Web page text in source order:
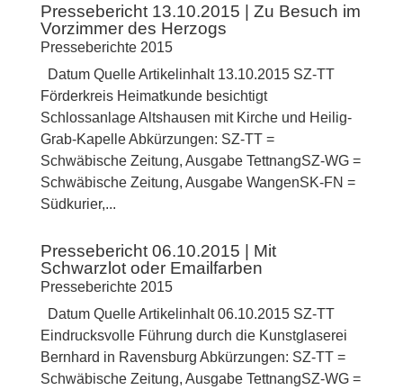
Pressebericht 13.10.2015 | Zu Besuch im
Vorzimmer des Herzogs
Presseberichte 2015
Datum Quelle Artikelinhalt 13.10.2015 SZ-TT
Förderkreis Heimatkunde besichtigt
Schlossanlage Altshausen mit Kirche und Heilig-
Grab-Kapelle Abkürzungen: SZ-TT =
Schwäbische Zeitung, Ausgabe TettnangSZ-WG =
Schwäbische Zeitung, Ausgabe WangenSK-FN =
Südkurier,...
Pressebericht 06.10.2015 | Mit
Schwarzlot oder Emailfarben
Presseberichte 2015
Datum Quelle Artikelinhalt 06.10.2015 SZ-TT
Eindrucksvolle Führung durch die Kunstglaserei
Bernhard in Ravensburg Abkürzungen: SZ-TT =
Schwäbische Zeitung, Ausgabe TettnangSZ-WG =